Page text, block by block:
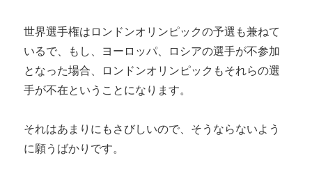
世界選手権はロンドンオリンピックの予選も兼ねて
いるで、もし、ヨーロッパ、ロシアの選手が不参加
となった場合、ロンドンオリンピックもそれらの選
手が不在ということになります。
それはあまりにもさびしいので、そうならないよう
に願うばかりです。